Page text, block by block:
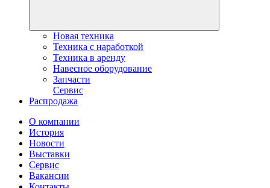
Новая техника
Техника с наработкой
Техника в аренду
Навесное оборудование
Запчасти
Сервис
Распродажа
О компании
История
Новости
Выставки
Сервис
Вакансии